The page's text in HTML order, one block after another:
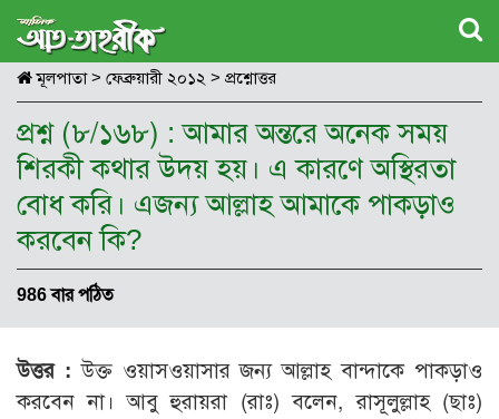
মূলপাতা> ফেব্রুয়ারী ২০১২ > প্রশ্নোত্তর
প্রশ্ন (৮/১৬৮) : আমার অন্তরে অনেক সময়
শিরকী কথার উদয় হয়। এ কারণে অস্থিরতা
বোধ করি। এজন্য আল্লাহ আমাকে পাকড়াও
করবেন কি?
986 বার পঠিত
উত্তর : উক্ত ওয়াসওয়াসার জন্য আল্লাহ বান্দাকে পাকড়াও
করবেন না। আবু হুরায়রা (রাঃ) বলেন, রাসূলুল্লাহ (ছাঃ)